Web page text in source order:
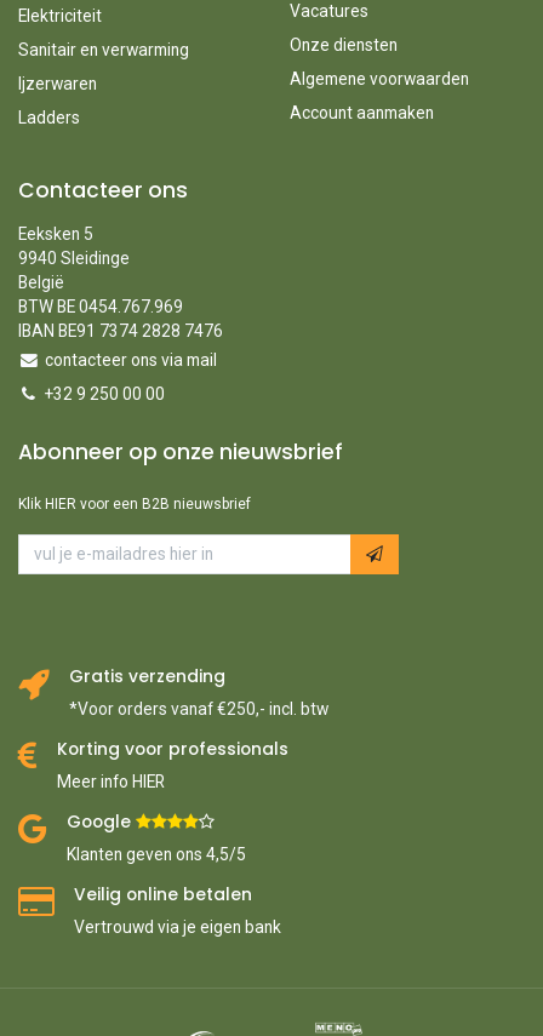
Elektriciteit
Sanitair en verwarming
Ijzerwaren
Ladders
Vacatures
Onze diensten
Algemene voorwaarden
Account aanmaken
Contacteer ons
Eeksken 5
9940 Sleidinge
België
BTW BE 0454.767.969
IBAN BE91 7374 2828 7476
contacteer ons via mail
+32 9 250 00 00
Abonneer op onze nieuwsbrief
Klik HIER voor een B2B nieuwsbrief
Gratis verzending
*Voor orders vanaf €250,- incl. btw
Korting voor professionals
Meer info HIER
Google ​
Klanten geven ons 4,5/5
Veilig online betalen
Vertrouwd via je eigen bank